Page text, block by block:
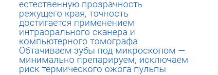
естественную прозрачность
режущего края, точность
достигается применением
интраорального сканера и
компьютерного томографа
Обтачиваем зубы под микроскопом —
минимально препарируем, исключаем
риск термического ожога пульпы